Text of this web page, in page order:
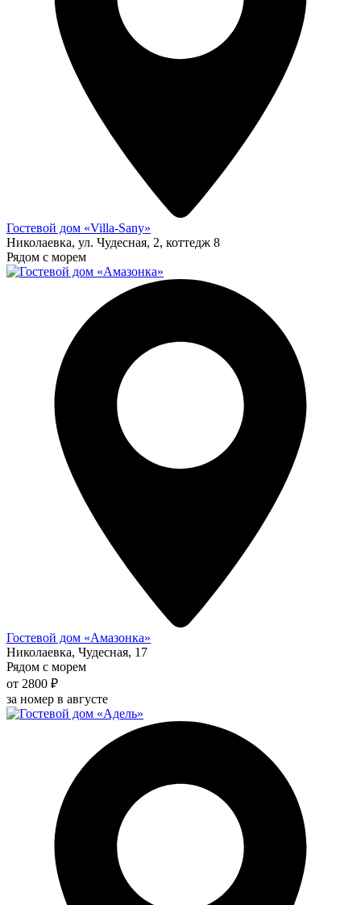
Гостевой дом «Villa-Sany»
Николаевка, ул. Чудесная, 2, коттедж 8
Рядом с морем
Гостевой дом «Амазонка»
Николаевка, Чудесная, 17
Рядом с морем
от 2800 ₽
за номер в августе